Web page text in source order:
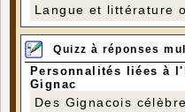
Langue et littérature
Quizz à réponses
Personnalités liées à
Gignac
Des Gignacois